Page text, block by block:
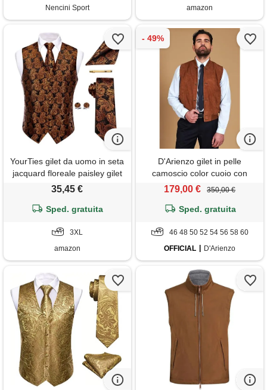
Nencini Sport amazon
YourTies gilet da uomo in seta
jacquard floreale paisley gilet
cravatta tasca gemelli
matrimonio formale, nero
35,45 €
Sped. gratuita
3XL
amazon
D'Arienzo gilet in pelle
camoscio color cuoio con
bottoni D'Arienzo
179,00 € 350,00 €
Sped. gratuita
46 48 50 52 54 56 58 60
OFFICIAL
D'Arienzo